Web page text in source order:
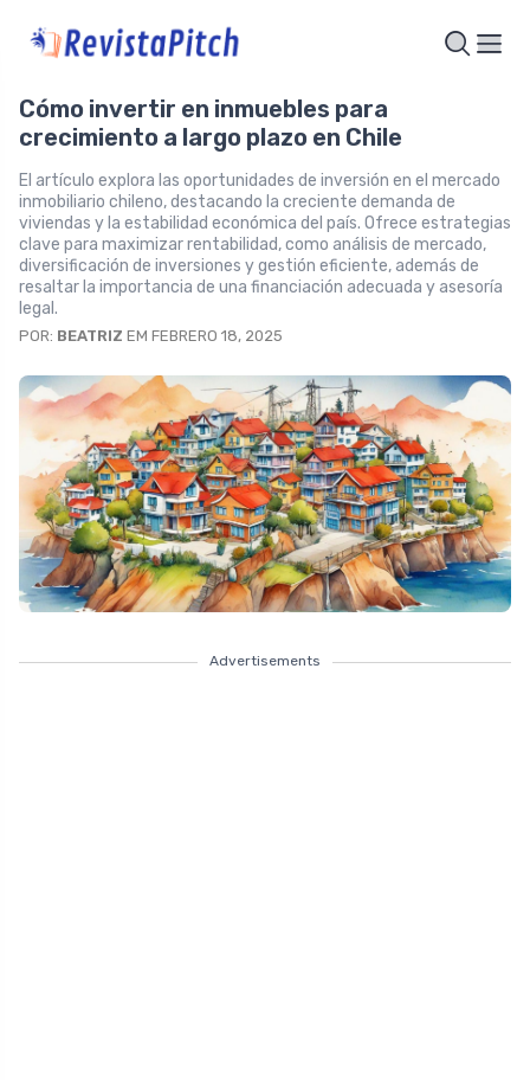
Cómo invertir en inmuebles para
crecimiento a largo plazo en Chile
El artículo explora las oportunidades de inversión en el mercado
inmobiliario chileno, destacando la creciente demanda de
viviendas y la estabilidad económica del país. Ofrece estrategias
clave para maximizar rentabilidad, como análisis de mercado,
diversificación de inversiones y gestión eficiente, además de
resaltar la importancia de una financiación adecuada y asesoría
legal.
POR: BEATRIZ EM FEBRERO 18, 2025
Advertisements